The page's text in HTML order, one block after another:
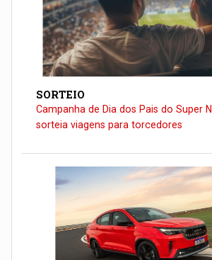
SORTEIO
Campanha de Dia dos Pais do Super
sorteia viagens para torcedores